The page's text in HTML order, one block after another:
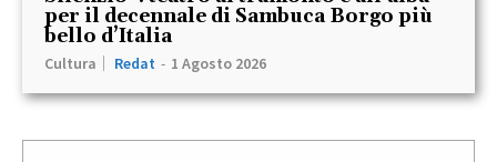
per il decennale di Sambuca Borgo più
bello d’Italia
Cultura Redat - 1 Agosto 2026